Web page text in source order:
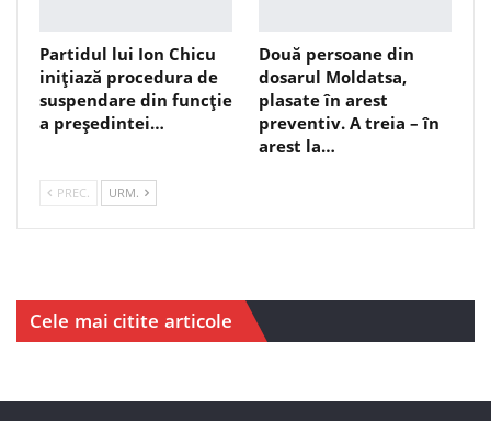
Partidul lui Ion Chicu
inițiază procedura de
suspendare din funcție
a președintei…
Două persoane din
dosarul Moldatsa,
plasate în arest
preventiv. A treia – în
arest la…
PREC. URM.
Cele mai citite articole